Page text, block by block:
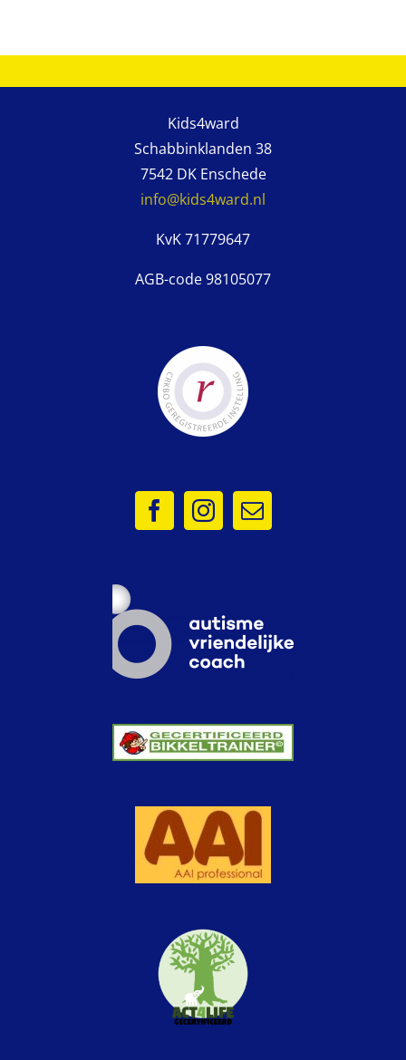
Kids4ward
Schabbinklanden 38
7542 DK Enschede
info@kids4ward.nl
KvK 71779647
AGB-code 98105077